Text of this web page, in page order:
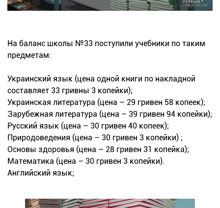
На баланс школы №33 поступили учебники по таким
предметам:
Украинский язык (цена одной книги по накладной
составляет 33 гривны 3 копейки);
Украинская литература (цена – 29 гривен 58 копеек);
Зарубежная литература (цена – 39 гривен 94 копейки);
Русский язык (цена – 30 гривен 40 копеек);
Природоведения (цена – 30 гривен 3 копейки) ;
Основы здоровья (цена – 28 гривен 31 копейка);
Математика (цена – 30 гривен 3 копейки).
Английский язык;